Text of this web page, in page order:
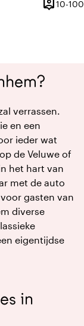
person_pin10-100
verrassen.
en een
ieder wat
de Veluwe of
het hart van
met de auto
gasten van
diverse
eigentijdse
in